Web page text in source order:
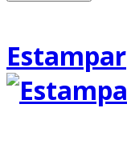
Estampar